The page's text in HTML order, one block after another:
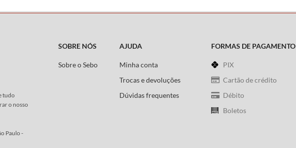
tudo
o nosso
Paulo -
SOBRE NÓS
Sobre o Sebo
AJUDA
Minha conta
Trocas e devoluções
Dúvidas frequentes
FORMAS DE PAGAMENTO
PIX
Cartão de crédito
Débito
Boletos